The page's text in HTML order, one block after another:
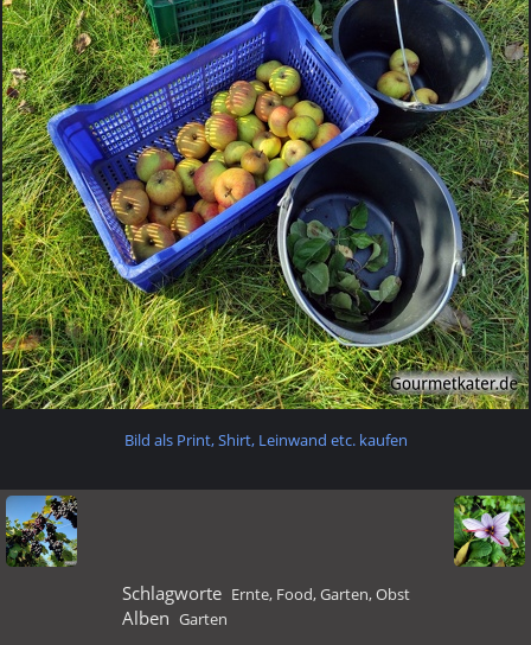
Bild als Print, Shirt, Leinwand etc. kaufen
Schlagworte Ernte, Food,Garten,Obst
Alben Garten